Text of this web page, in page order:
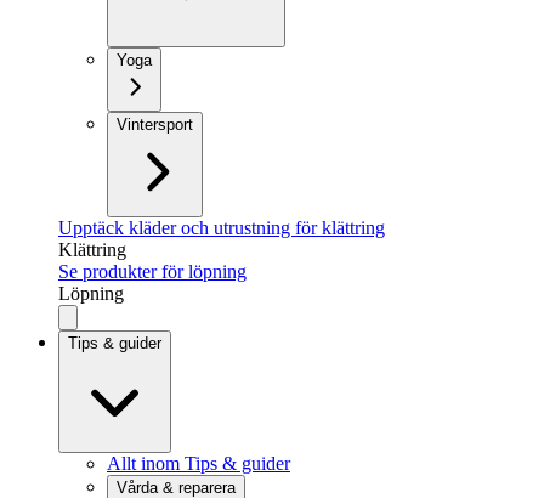
Yoga
Vintersport
Upptäck kläder och utrustning för klättring
Klättring
Se produkter för löpning
Löpning
Tips & guider
Allt inom Tips & guider
Vårda & reparera